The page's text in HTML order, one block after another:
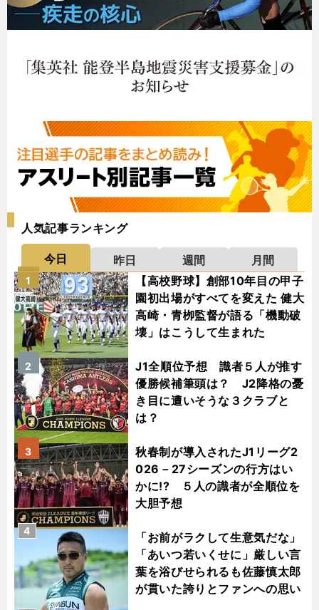
人気記事ランキング
今日 昨日 週間
月間
【高校野球】創部10年目の甲子
園初出場がすべてを変えた 健大
高崎・青栁監督が語る「機動破
壊」はこうして生まれた
1
J1全順位予想 識者５人が推す
優勝候補筆頭は？ J2降格の憂
き目に遭いそうな３クラブと
は？
2
秋春制が導入されたJ1リーグ2
026－27シーズンの行方はい
かに!? ５人の識者が全順位を
大胆予想
3
「お前がラクして生意気だな」
「あいつ若いくせに」厳しい言
葉を浴びせられるも佐藤慎太郎
が貫いた誇りとファンへの思い
4